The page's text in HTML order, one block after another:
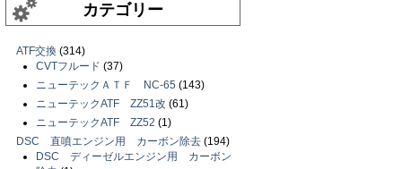
カテゴリー
ATF交換 (314)
CVTフルード (37)
ニューテックＡＴＦ NC-65 (143)
ニューテックATF ZZ51改 (61)
ニューテックATF ZZ52 (1)
DSC 直噴エンジン用 カーボン除去 (194)
DSC ディーゼルエンジン用 カーボン